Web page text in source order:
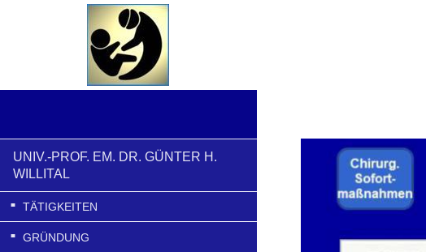
UNIV.-PROF. EM. DR. GÜNTER H.
WILLITAL
TÄTIGKEITEN
GRÜNDUNG